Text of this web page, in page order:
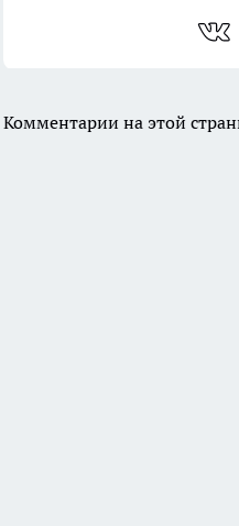
Комментарии на этой